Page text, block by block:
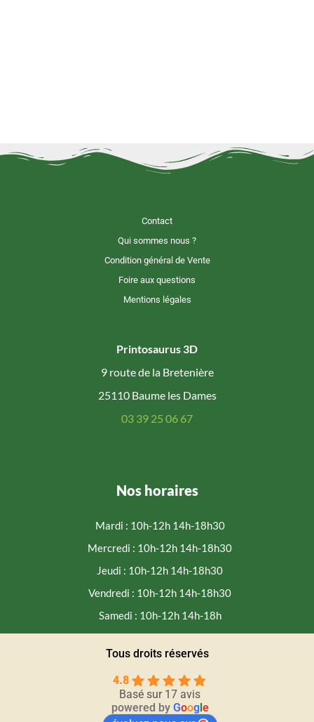
Contact
Qui sommes nous ?
Condition général de Vente
Foire aux questions
Mentions légales
Printosaurus 3D
9 route de la Bretenière
25110 Baume les Dames
03 39 25 06 67
Nos horaires
Mardi : 10h-12h 14h-18h30
Mercredi : 10h-12h 14h-18h30
Jeudi : 10h-12h 14h-18h30
Vendredi : 10h-12h 14h-18h30
Samedi : 10h-12h 14h-18h
Tous droits réservés
4.8
Basé sur 17 avis
powered by Google